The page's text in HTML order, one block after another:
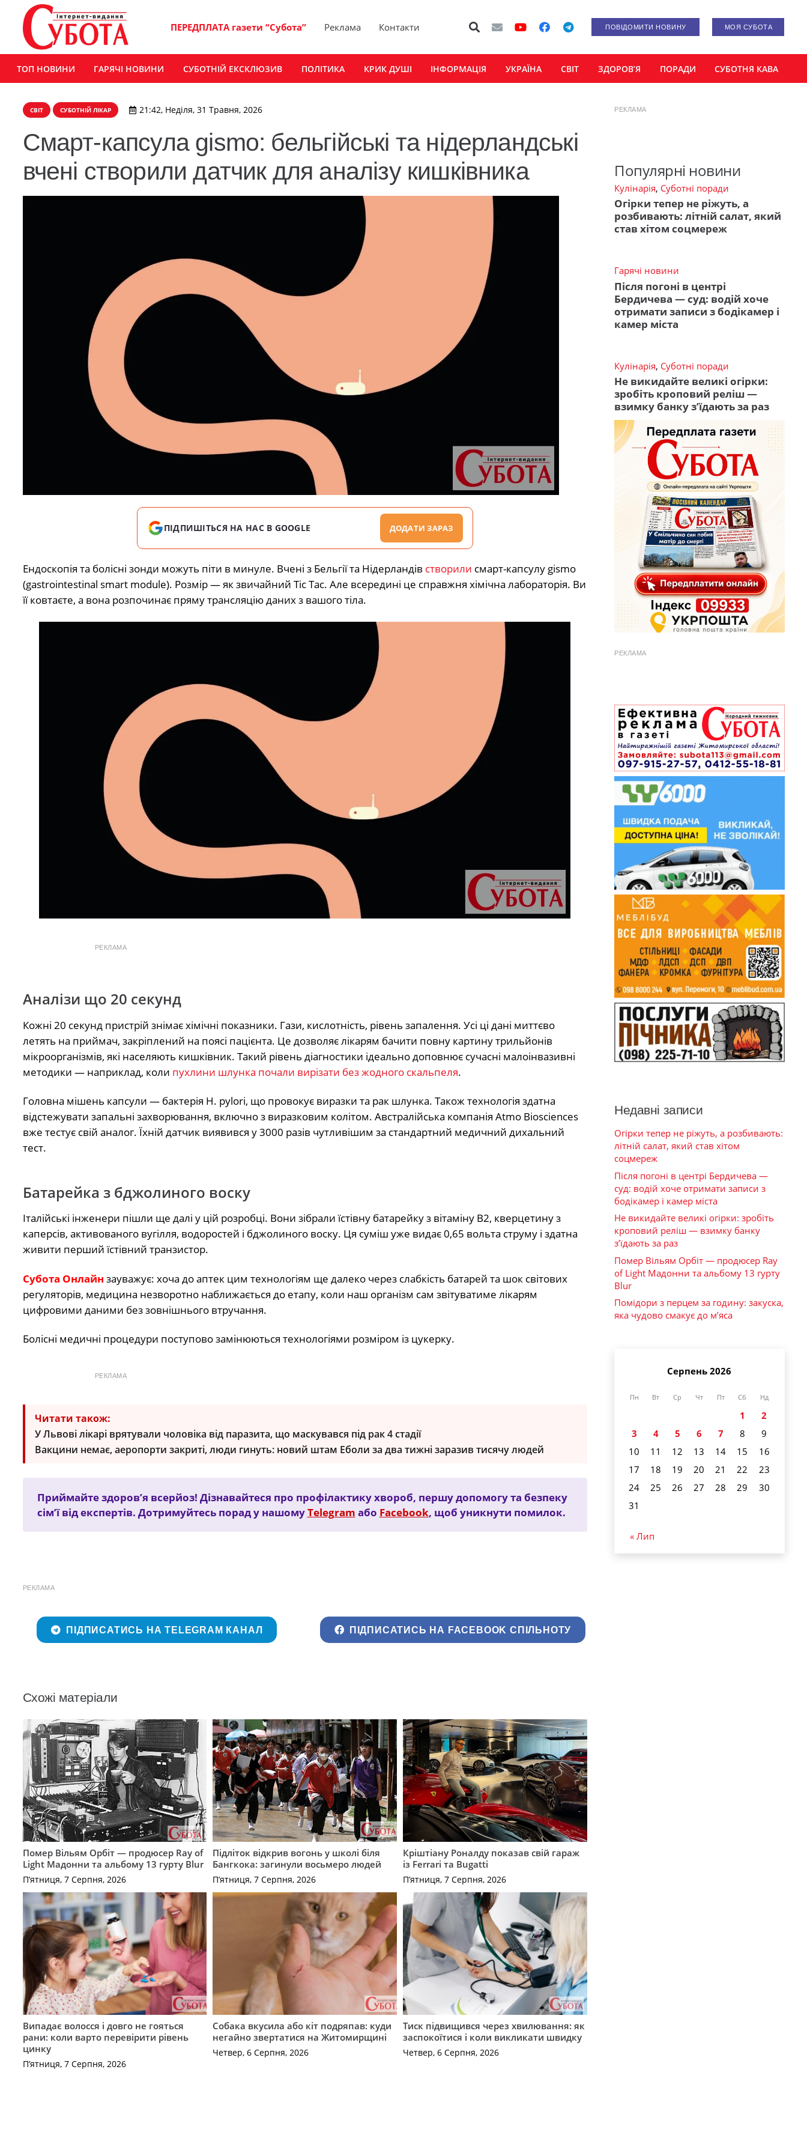
ПЕРЕДПЛАТА газети “Субота” Реклама Контакти ПОВІДОМИТИ НОВИНУ МОЯ СУБОТА
ТОП НОВИНИ ГАРЯЧІ НОВИНИ СУБОТНІЙ ЕКСКЛЮЗИВ ПОЛІТИКА КРИК ДУШІ ІНФОРМАЦІЯ УКРАЇНА СВІТ ЗДОРОВ’Я ПОРАДИ СУБОТНЯ КАВА
СВІТ СУБОТНІЙ ЛІКАР 21:42, Неділя, 31 Травня, 2026
Смарт-капсула gismo: бельгійські та нідерландські
вчені створили датчик для аналізу кишківника
ПІДПИШІТЬСЯ НА НАС В GOOGLE ДОДАТИ ЗАРАЗ
Ендоскопія та болісні зонди можуть піти в минуле. Вчені з Бельгії та Нідерландів створили смарт-капсулу gismo
(gastrointestinal smart module). Розмір — як звичайний Tic Tac. Але всередині це справжня хімічна лабораторія. Ви
її ковтаєте, а вона розпочинає пряму трансляцію даних з вашого тіла.
РЕКЛАМА
Аналізи що 20 секунд
Кожні 20 секунд пристрій знімає хімічні показники. Гази, кислотність, рівень запалення. Усі ці дані миттєво
летять на приймач, закріплений на поясі пацієнта. Це дозволяє лікарям бачити повну картину трильйонів
мікроорганізмів, які населяють кишківник. Такий рівень діагностики ідеально доповнює сучасні малоінвазивні
методики — наприклад, коли пухлини шлунка почали вирізати без жодного скальпеля.
Головна мішень капсули — бактерія H. pylori, що провокує виразки та рак шлунка. Також технологія здатна
відстежувати запальні захворювання, включно з виразковим колітом. Австралійська компанія Atmo Biosciences
вже тестує свій аналог. Їхній датчик виявився у 3000 разів чутливішим за стандартний медичний дихальний
тест.
Батарейка з бджолиного воску
Італійські інженери пішли ще далі у цій розробці. Вони зібрали їстівну батарейку з вітаміну B2, кверцетину з
каперсів, активованого вугілля, водоростей і бджолиного воску. Ця суміш уже видає 0,65 вольта струму і здатна
живити перший їстівний транзистор.
Субота Онлайн зауважує: хоча до аптек цим технологіям ще далеко через слабкість батарей та шок світових
регуляторів, медицина незворотно наближається до етапу, коли наш організм сам звітуватиме лікарям
цифровими даними без зовнішнього втручання.
Болісні медичні процедури поступово замінюються технологіями розміром із цукерку.
РЕКЛАМА
Читати також:
У Львові лікарі врятували чоловіка від паразита, що маскувався під рак 4 стадії
Вакцини немає, аеропорти закриті, люди гинуть: новий штам Еболи за два тижні заразив тисячу людей
Приймайте здоров’я всерйоз! Дізнавайтеся про профілактику хвороб, першу допомогу та безпеку
сім’ї від експертів. Дотримуйтесь порад у нашомуTelegram або Facebook, щоб уникнути помилок.
РЕКЛАМА
ПІДПИСАТИСЬ НА TELEGRAM КАНАЛ ПІДПИСАТИСЬ НА FACEBOOK СПІЛЬНОТУ
Схожі матеріали
Помер Вільям Орбіт — продюсер Ray of
Light Мадонни та альбому 13 гурту Blur
П’ятниця, 7 Серпня, 2026
Підліток відкрив вогонь у школі біля
Бангкока: загинули восьмеро людей
П’ятниця, 7 Серпня, 2026
Кріштіану Роналду показав свій гараж
із Ferrari та Bugatti
П’ятниця, 7 Серпня, 2026
Випадає волосся і довго не гояться
рани: коли варто перевірити рівень
цинку
П’ятниця, 7 Серпня, 2026
Собака вкусила або кіт подряпав: куди
негайно звертатися на Житомирщині
Четвер, 6 Серпня, 2026
Тиск підвищився через хвилювання: як
заспокоїтися і коли викликати швидку
Четвер, 6 Серпня, 2026
РЕКЛАМА
Популярні новини
Кулінарія, Суботні поради
Огірки тепер не ріжуть, а
розбивають: літній салат, який
став хітом соцмереж
Гарячі новини
Після погоні в центрі
Бердичева — суд: водій хоче
отримати записи з бодікамер і
камер міста
Кулінарія, Суботні поради
Не викидайте великі огірки:
зробіть кроповий реліш —
взимку банку з’їдають за раз
РЕКЛАМА
Недавні записи
Огірки тепер не ріжуть, а розбивають:
літній салат, який став хітом
соцмереж
Після погоні в центрі Бердичева —
суд: водій хоче отримати записи з
бодікамер і камер міста
Не викидайте великі огірки: зробіть
кроповий реліш — взимку банку
з’їдають за раз
Помер Вільям Орбіт — продюсер Ray
of Light Мадонни та альбому 13 гурту
Blur
Помідори з перцем за годину: закуска,
яка чудово смакує до м’яса
Серпень 2026
Пн Вт Ср Чт Пт Сб Нд
1
2
3
4 5 6 7 8
9
10
11 12 13 14 15
16
17
18 19 20 21 22
23
24
25 26 27 28 29
30
31
« Лип